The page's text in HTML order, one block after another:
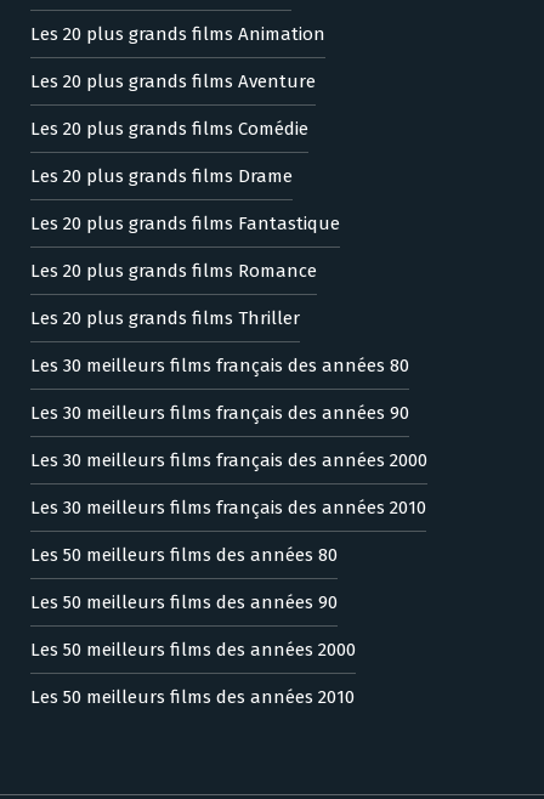
Les 20 plus grands films Animation
Les 20 plus grands films Aventure
Les 20 plus grands films Comédie
Les 20 plus grands films Drame
Les 20 plus grands films Fantastique
Les 20 plus grands films Romance
Les 20 plus grands films Thriller
Les 30 meilleurs films français des années 80
Les 30 meilleurs films français des années 90
Les 30 meilleurs films français des années 2000
Les 30 meilleurs films français des années 2010
Les 50 meilleurs films des années 80
Les 50 meilleurs films des années 90
Les 50 meilleurs films des années 2000
Les 50 meilleurs films des années 2010